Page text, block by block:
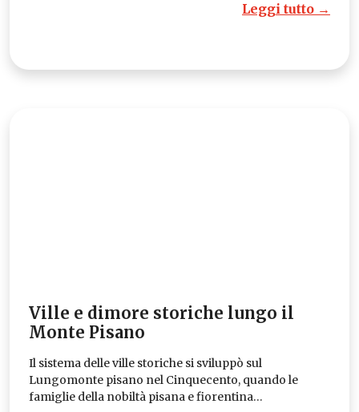
Leggi tutto →
Ville e dimore storiche lungo il
Monte Pisano
Il sistema delle ville storiche si sviluppò sul
Lungomonte pisano nel Cinquecento, quando le
famiglie della nobiltà pisana e fiorentina…